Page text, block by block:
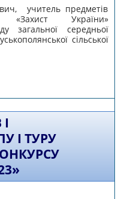
учитель предметів
«Захист України»
загальної середньої
сільської
року-2023»
І ТУРУ